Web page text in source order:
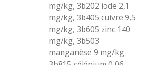
mg/kg, 3b202 iode 2,1
mg/kg, 3b405 cuivre 9,5
mg/kg, 3b605 zinc 140
mg/kg, 3b503
manganèse 9 mg/kg,